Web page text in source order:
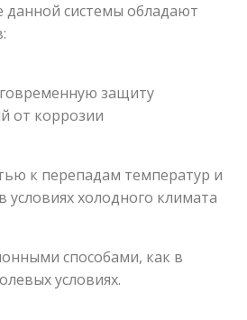
данной системы обладают
защиту
от коррозии
к перепадам температур и
условиях холодного климата
способами, как в
условиях.